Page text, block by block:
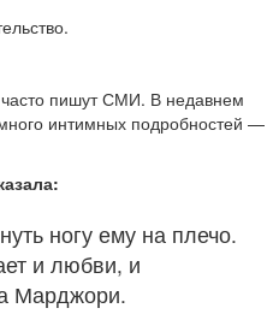
пишут СМИ. В недавнем
интимных подробностей —
ногу ему на плечо.
и любви, и
Марджори.